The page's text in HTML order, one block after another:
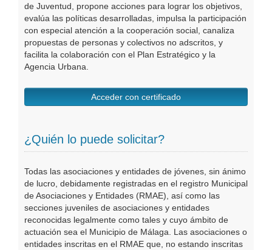
de Juventud, propone acciones para lograr los objetivos,
evalúa las políticas desarrolladas, impulsa la participación
con especial atención a la cooperación social, canaliza
propuestas de personas y colectivos no adscritos, y
facilita la colaboración con el Plan Estratégico y la
Agencia Urbana.
Acceder con certificado
¿Quién lo puede solicitar?
Todas las asociaciones y entidades de jóvenes, sin ánimo
de lucro, debidamente registradas en el registro Municipal
de Asociaciones y Entidades (RMAE), así como las
secciones juveniles de asociaciones y entidades
reconocidas legalmente como tales y cuyo ámbito de
actuación sea el Municipio de Málaga. Las asociaciones o
entidades inscritas en el RMAE que, no estando inscritas